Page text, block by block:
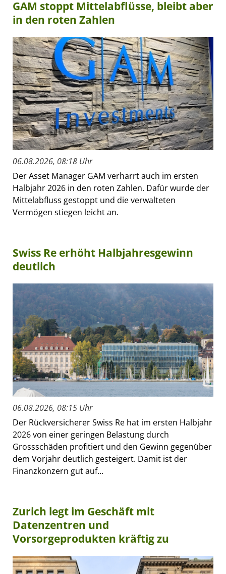
GAM stoppt Mittelabflüsse, bleibt aber
in den roten Zahlen
06.08.2026, 08:18 Uhr
Der Asset Manager GAM verharrt auch im ersten
Halbjahr 2026 in den roten Zahlen. Dafür wurde der
Mittelabfluss gestoppt und die verwalteten
Vermögen stiegen leicht an.
Swiss Re erhöht Halbjahresgewinn
deutlich
06.08.2026, 08:15 Uhr
Der Rückversicherer Swiss Re hat im ersten Halbjahr
2026 von einer geringen Belastung durch
Grossschäden profitiert und den Gewinn gegenüber
dem Vorjahr deutlich gesteigert. Damit ist der
Finanzkonzern gut auf...
Zurich legt im Geschäft mit
Datenzentren und
Vorsorgeprodukten kräftig zu